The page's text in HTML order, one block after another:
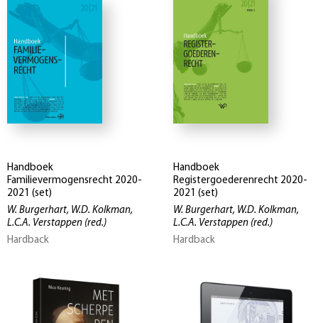
Handboek
Familievermogensrecht 2020-
2021 (set)
W. Burgerhart, W.D. Kolkman,
L.C.A. Verstappen (red.)
Hardback
Handboek
Registergoederenrecht 2020-
2021 (set)
W. Burgerhart, W.D. Kolkman,
L.C.A. Verstappen (red.)
Hardback